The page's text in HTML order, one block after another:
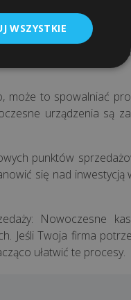
fiskalnych mogą nie
z aktualnymi
wsparcie dla
może to spowalniać
urządzenia są
punktów
się nad
Nowoczesne
Jeśli Twoja firma
ułatwić te procesy.
WSZYSTKIE